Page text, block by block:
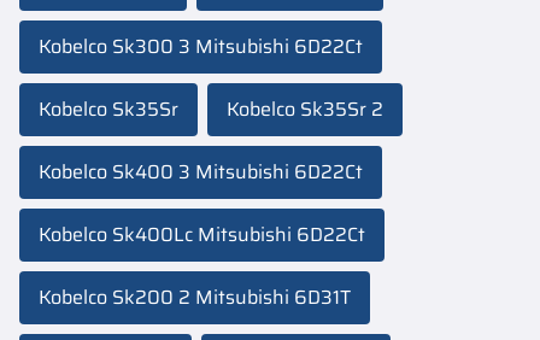
Kobelco Sk300 3 Mitsubishi 6D22Ct
Kobelco Sk35Sr Kobelco Sk35Sr 2
Kobelco Sk400 3 Mitsubishi 6D22Ct
Kobelco Sk400Lc Mitsubishi 6D22Ct
Kobelco Sk200 2 Mitsubishi 6D31T